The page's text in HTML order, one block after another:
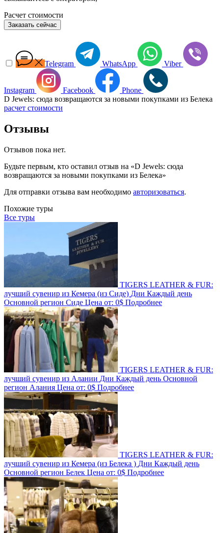
Расчет стоимости
Заказать сейчас
Telegram WhatsApp Viber
Instagram Facebook
Phone
D Jewels: сюда возвращаются за новыми покупками из Белека
расчет стоимости
Отзывы
Отзывов пока нет.
Будьте первым, кто оставил отзыв на «D Jewels: сюда
возвращаются за новыми покупками из Белека»
Для отправки отзыва вам необходимо авторизоваться.
Похожие туры
Все туры
TIGERS LEATHER & FUR:
лучший сувенир из Кемера (из Сиде) Дни Каждый день
Основной регион Сиде Цена от: 0$ Подробнее
TIGERS LEATHER & FUR:
лучший сувенир из Алании Дни Каждый день Основной
регион Алания Цена от: 0$ Подробнее
TIGERS LEATHER & FUR:
лучший сувенир из Кемера (из Белека ) Дни Каждый день
Основной регион Белек Цена от: 0$ Подробнее